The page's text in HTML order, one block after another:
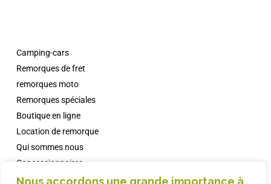
Nous accordons une grande importance à
Qui sommes nous
Concessionnaires
Campings avec Comanche
Camping-cars
Remorques de fret
remorques moto
Remorques spéciales
Boutique en ligne
Location de remorque